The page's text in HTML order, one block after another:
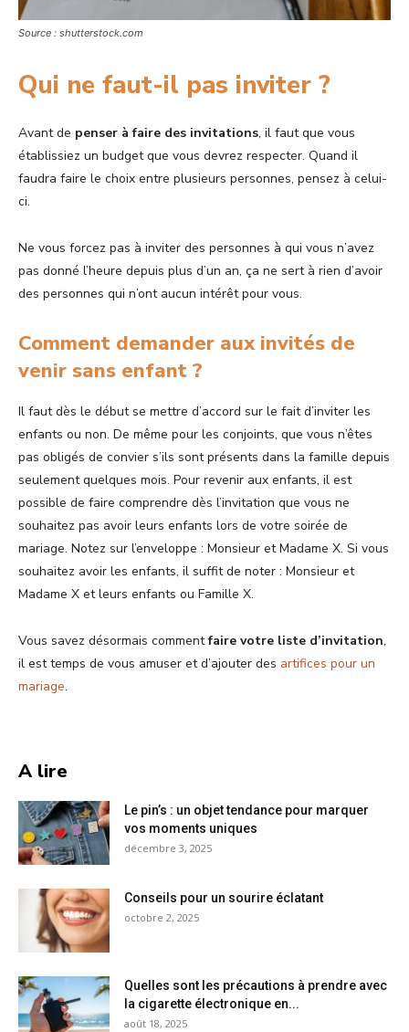
Source : shutterstock.com
Qui ne faut-il pas inviter ?
Avant de penser à faire des invitations, il faut que vous
établissiez un budget que vous devrez respecter. Quand il
faudra faire le choix entre plusieurs personnes, pensez à celui-
ci.
Ne vous forcez pas à inviter des personnes à qui vous n’avez
pas donné l’heure depuis plus d’un an, ça ne sert à rien d’avoir
des personnes qui n’ont aucun intérêt pour vous.
Comment demander aux invités de
venir sans enfant ?
Il faut dès le début se mettre d’accord sur le fait d’inviter les
enfants ou non. De même pour les conjoints, que vous n’êtes
pas obligés de convier s’ils sont présents dans la famille depuis
seulement quelques mois. Pour revenir aux enfants, il est
possible de faire comprendre dès l’invitation que vous ne
souhaitez pas avoir leurs enfants lors de votre soirée de
mariage. Notez sur l’enveloppe : Monsieur et Madame X. Si vous
souhaitez avoir les enfants, il suffit de noter : Monsieur et
Madame X et leurs enfants ou Famille X.
Vous savez désormais commentfaire votre liste d’invitation,
il est temps de vous amuser et d’ajouter des artifices pour un
mariage.
A lire
Le pin’s : un objet tendance pour marquer
vos moments uniques
décembre 3, 2025
Conseils pour un sourire éclatant
octobre 2, 2025
Quelles sont les précautions à prendre avec
la cigarette électronique en...
août 18, 2025